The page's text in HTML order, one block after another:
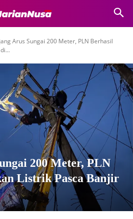
Arus Sungai 200 Meter, PLN Berhasil
200 Meter, PLN
Listrik Pasca Banjir